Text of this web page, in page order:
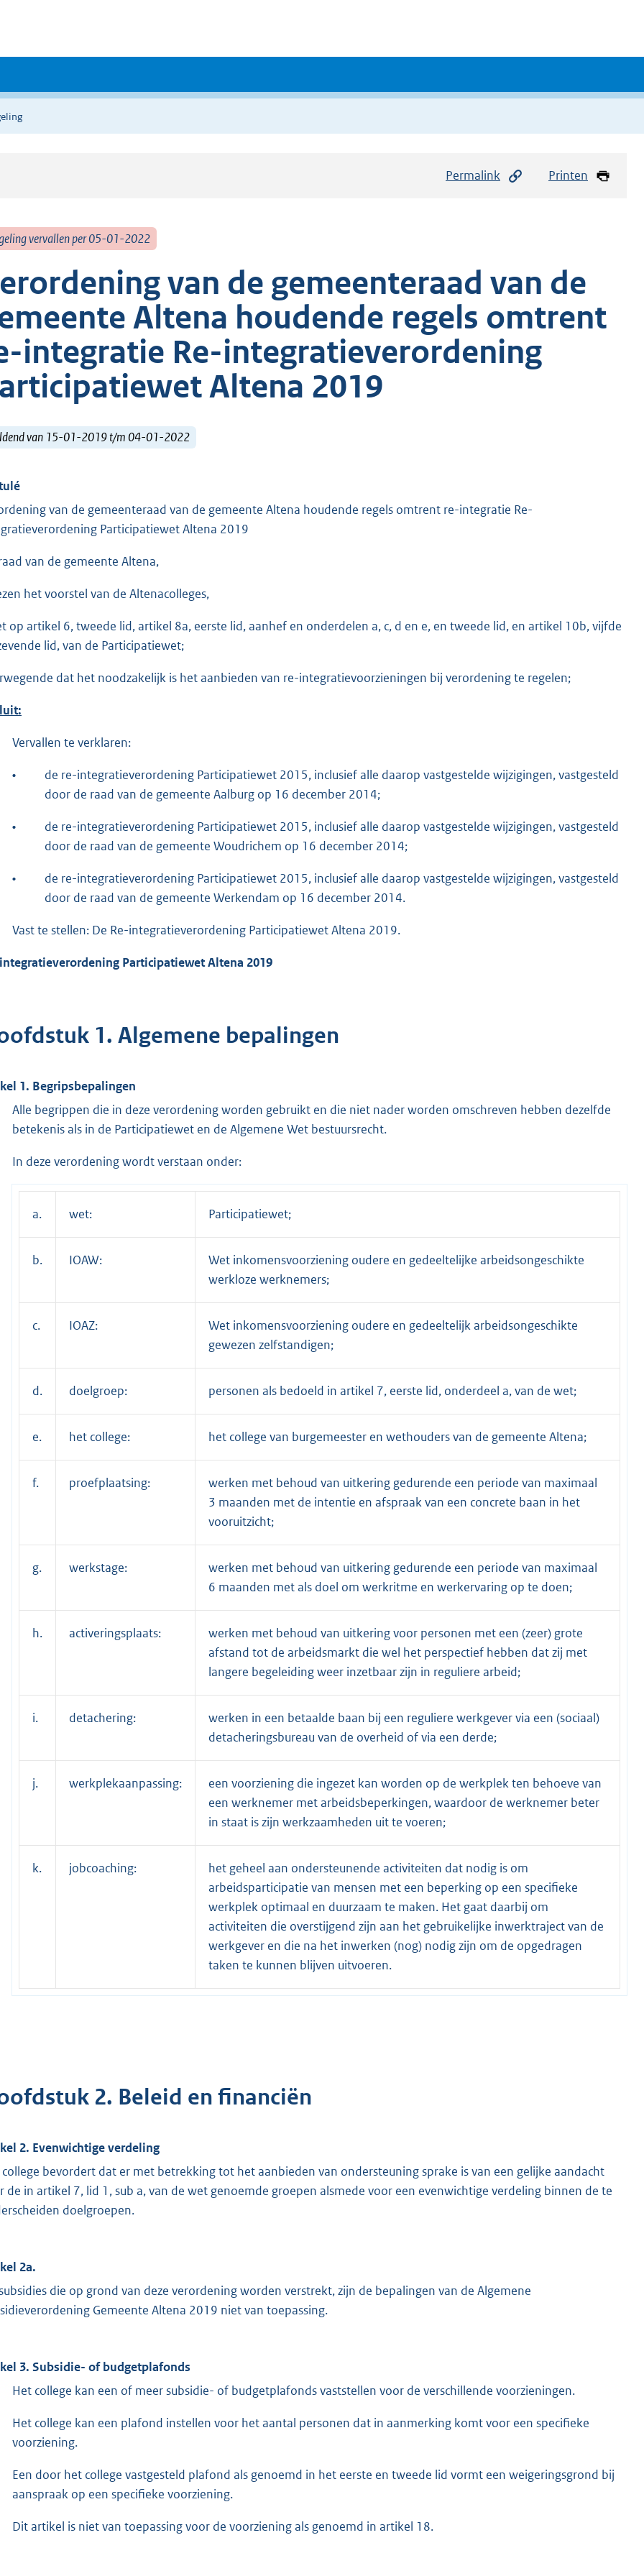
Permalink Printen
vervallen per 05-01-2022
van de gemeenteraad van de
Altena houdende regels omtrent
integratie Re-integratieverordening
Altena 2019
van 15-01-2019 t/m 04-01-2022
van de gemeenteraad van de gemeente Altena houdende regels omtrent re-integratie Re-
Participatiewet Altena 2019
van de gemeente Altena,
het voorstel van de Altenacolleges,
op artikel 6, tweede lid, artikel 8a, eerste lid, aanhef en onderdelen a, c, d en e, en tweede lid, en artikel 10b, vijfde
lid, van de Participatiewet;
dat het noodzakelijk is het aanbieden van re-integratievoorzieningen bij verordening te regelen;
Vervallen te verklaren:
•
de re-integratieverordening Participatiewet 2015, inclusief alle daarop vastgestelde wijzigingen, vastgesteld
door de raad van de gemeente Aalburg op 16 december 2014;
•
de re-integratieverordening Participatiewet 2015, inclusief alle daarop vastgestelde wijzigingen, vastgesteld
door de raad van de gemeente Woudrichem op 16 december 2014;
•
de re-integratieverordening Participatiewet 2015, inclusief alle daarop vastgestelde wijzigingen, vastgesteld
door de raad van de gemeente Werkendam op 16 december 2014.
Vast te stellen: De Re-integratieverordening Participatiewet Altena 2019.
Participatiewet Altena 2019
1. Algemene bepalingen
1. Begripsbepalingen
Alle begrippen die in deze verordening worden gebruikt en die niet nader worden omschreven hebben dezelfde
betekenis als in de Participatiewet en de Algemene Wet bestuursrecht.
In deze verordening wordt verstaan onder:
a. wet: Participatiewet;
b. IOAW:
Wet inkomensvoorziening oudere en gedeeltelijke arbeidsongeschikte
werkloze werknemers;
c. IOAZ:
Wet inkomensvoorziening oudere en gedeeltelijk arbeidsongeschikte
gewezen zelfstandigen;
d. doelgroep: personen als bedoeld in artikel 7, eerste lid, onderdeel a, van de wet;
e. het college: het college van burgemeester en wethouders van de gemeente Altena;
f. proefplaatsing:
werken met behoud van uitkering gedurende een periode van maximaal
3 maanden met de intentie en afspraak van een concrete baan in het
vooruitzicht;
g. werkstage:
werken met behoud van uitkering gedurende een periode van maximaal
6 maanden met als doel om werkritme en werkervaring op te doen;
h. activeringsplaats:
werken met behoud van uitkering voor personen met een (zeer) grote
afstand tot de arbeidsmarkt die wel het perspectief hebben dat zij met
langere begeleiding weer inzetbaar zijn in reguliere arbeid;
i. detachering:
werken in een betaalde baan bij een reguliere werkgever via een (sociaal)
detacheringsbureau van de overheid of via een derde;
j. werkplekaanpassing:
een voorziening die ingezet kan worden op de werkplek ten behoeve van
een werknemer met arbeidsbeperkingen, waardoor de werknemer beter
in staat is zijn werkzaamheden uit te voeren;
k. jobcoaching:
het geheel aan ondersteunende activiteiten dat nodig is om
arbeidsparticipatie van mensen met een beperking op een specifieke
werkplek optimaal en duurzaam te maken. Het gaat daarbij om
activiteiten die overstijgend zijn aan het gebruikelijke inwerktraject van de
werkgever en die na het inwerken (nog) nodig zijn om de opgedragen
taken te kunnen blijven uitvoeren.
2. Beleid en financiën
2. Evenwichtige verdeling
bevordert dat er met betrekking tot het aanbieden van ondersteuning sprake is van een gelijke aandacht
de in artikel 7, lid 1, sub a, van de wet genoemde groepen alsmede voor een evenwichtige verdeling binnen de te
doelgroepen.
2a.
die op grond van deze verordening worden verstrekt, zijn de bepalingen van de Algemene
Gemeente Altena 2019 niet van toepassing.
3. Subsidie- of budgetplafonds
Het college kan een of meer subsidie- of budgetplafonds vaststellen voor de verschillende voorzieningen.
Het college kan een plafond instellen voor het aantal personen dat in aanmerking komt voor een specifieke
voorziening.
Een door het college vastgesteld plafond als genoemd in het eerste en tweede lid vormt een weigeringsgrond bij
aanspraak op een specifieke voorziening.
Dit artikel is niet van toepassing voor de voorziening als genoemd in artikel 18.